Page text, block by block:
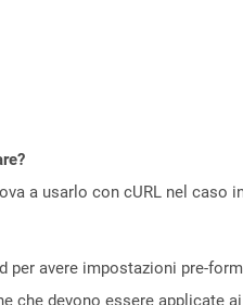
a usarlo con cURL nel caso
avere impostazioni pre-
che devono essere applicate